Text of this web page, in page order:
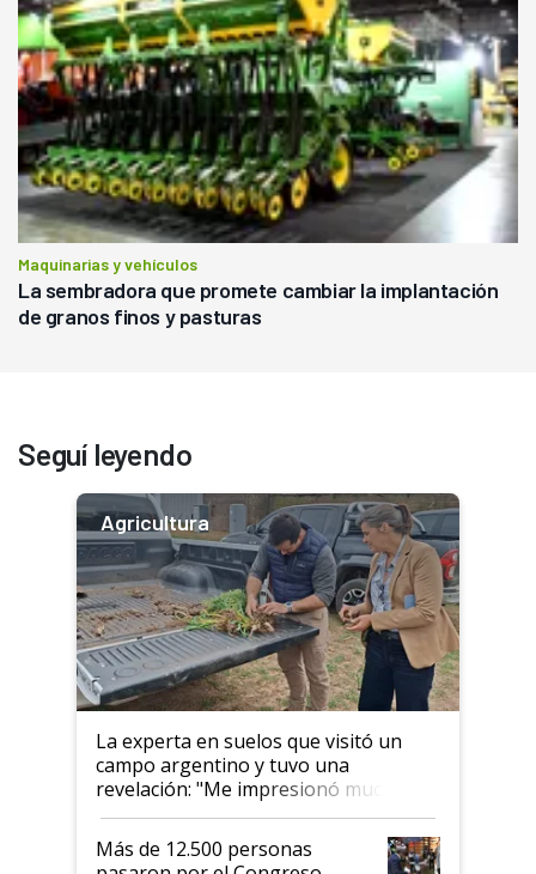
Maquinarias y vehículos
La sembradora que promete cambiar la implantación
de granos finos y pasturas
Seguí leyendo
Agricultura
La experta en suelos que visitó un
campo argentino y tuvo una
revelación: "Me impresionó mucho"
Más de 12.500 personas